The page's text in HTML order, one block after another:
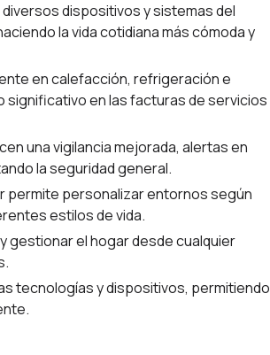
dispositivos y sistemas del
la vida cotidiana más cómoda y
en calefacción, refrigeración e
significativo en las facturas de servicios
una vigilancia mejorada, alertas en
la seguridad general.
permite personalizar entornos según
estilos de vida.
gestionar el hogar desde cualquier
tecnologías y dispositivos, permitiendo